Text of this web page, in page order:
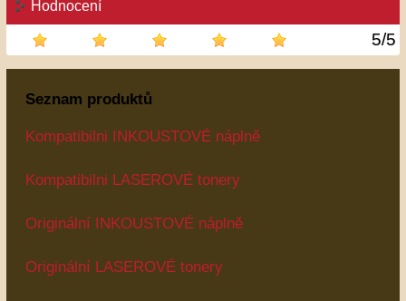
Hodnocení
5/5
Seznam produktů
Kompatibilni INKOUSTOVÉ náplně
Kompatibilni LASEROVÉ tonery
Originální INKOUSTOVÉ náplně
Originální LASEROVÉ tonery